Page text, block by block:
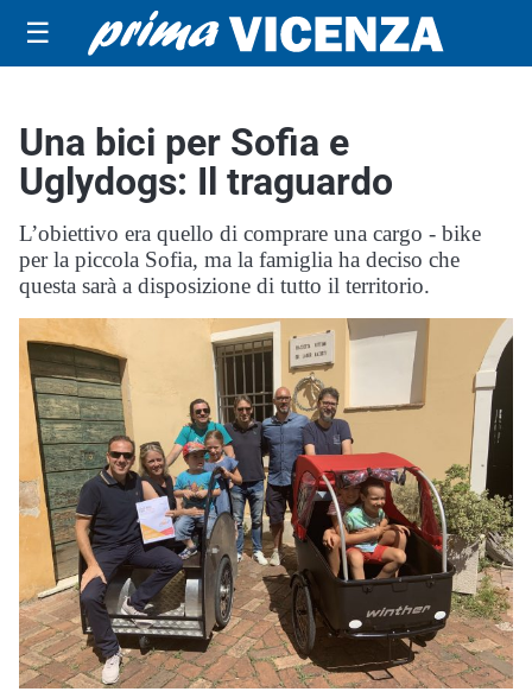
☰
Una bici per Sofia e
Uglydogs: Il traguardo
L’obiettivo era quello di comprare una cargo - bike
per la piccola Sofia, ma la famiglia ha deciso che
questa sarà a disposizione di tutto il territorio.